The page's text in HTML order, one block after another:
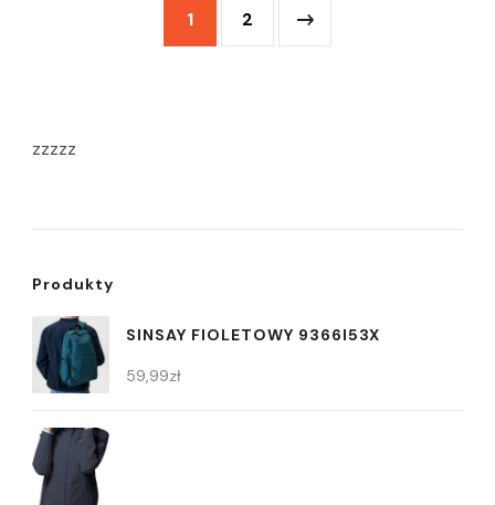
1 2
zzzzz
Produkty
SINSAY FIOLETOWY 9366I53X
59,99zł